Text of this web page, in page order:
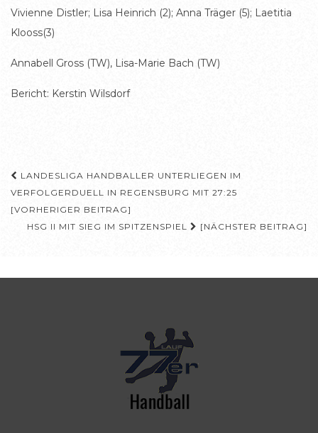
Vivienne Distler; Lisa Heinrich (2); Anna Träger (5); Laetitia
Klooss(3)
Annabell Gross (TW), Lisa-Marie Bach (TW)
Bericht: Kerstin Wilsdorf
Beitragsnavigation
LANDESLIGA HANDBALLER UNTERLIEGEN IM
VERFOLGERDUELL IN REGENSBURG MIT 27:25
[VORHERIGER BEITRAG]
HSG II MIT SIEG IM SPITZENSPIEL
[NÄCHSTER BEITRAG]